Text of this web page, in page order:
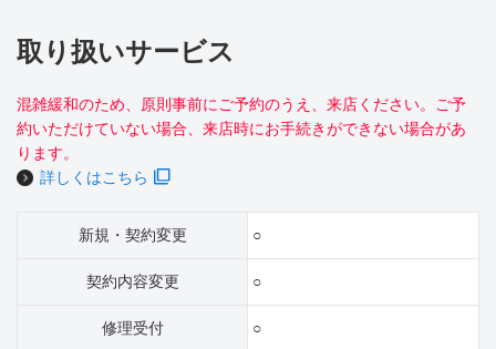
取り扱いサービス
混雑緩和のため、原則事前にご予約のうえ、来店ください。ご予
約いただけていない場合、来店時にお手続きができない場合があ
ります。
詳しくはこちら
新規・契約変更 ○
契約内容変更 ○
修理受付 ○